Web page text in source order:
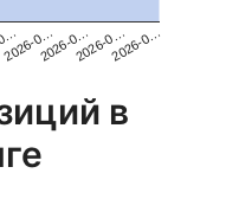
2026-0…2026-0…2026-0…2026-0…
в